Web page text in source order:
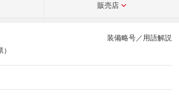
販売店
装備略号／用語解説